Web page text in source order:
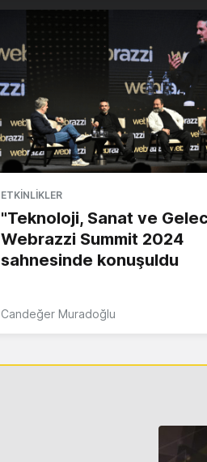
ETKINLIKLER
"Teknoloji, Sanat ve
Webrazzi Summit 2024
sahnesinde konuşuldu
Candeğer Muradoğlu